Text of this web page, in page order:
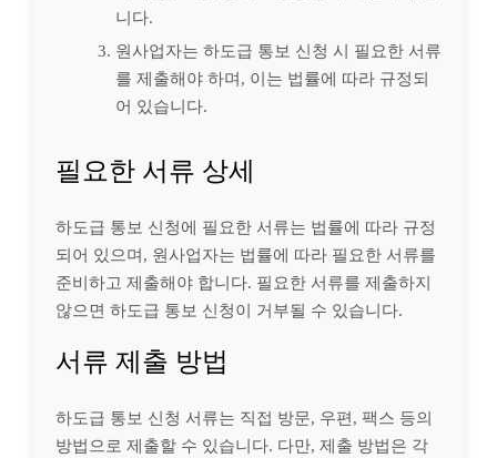
니다.
원사업자는 하도급 통보 신청 시 필요한 서류
를 제출해야 하며, 이는 법률에 따라 규정되
어 있습니다.
필요한 서류 상세
하도급 통보 신청에 필요한 서류는 법률에 따라 규정
되어 있으며, 원사업자는 법률에 따라 필요한 서류를
준비하고 제출해야 합니다. 필요한 서류를 제출하지
않으면 하도급 통보 신청이 거부될 수 있습니다.
서류 제출 방법
하도급 통보 신청 서류는 직접 방문, 우편, 팩스 등의
방법으로 제출할 수 있습니다. 다만, 제출 방법은 각